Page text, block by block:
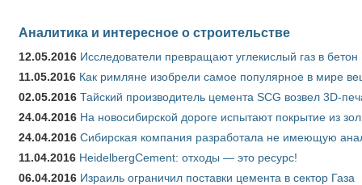
Аналитика и интересное о строительстве
12.05.2016 Исследователи превращают углекислый газ в бетон
11.05.2016 Как римляне изобрели самое популярное в мире
02.05.2016 Тайский производитель цемента SCG возвел 3D-
24.04.2016 На новосибирской дороге испытают покрытие из
24.04.2016 Сибирская компания разработала не имеющую
11.04.2016 HeidelbergCement: отходы — это ресурс!
06.04.2016 Израиль ограничил поставки цемента в сектор Газа